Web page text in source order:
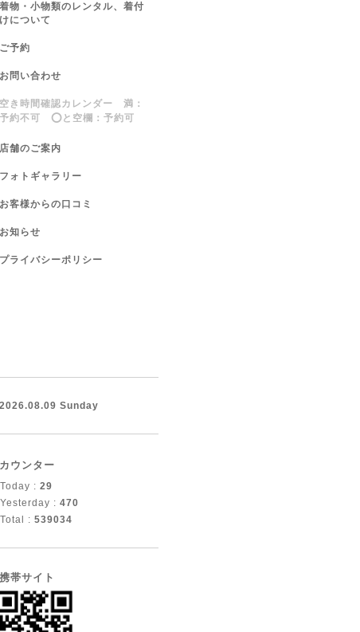
着物・小物類のレンタル、着付
けについて
ご予約
お問い合わせ
空き時間確認カレンダー 満：
予約不可 ⭕️と空欄：予約可
店舗のご案内
フォトギャラリー
お客様からの口コミ
お知らせ
プライバシーポリシー
2026.08.09 Sunday
カウンター
Today : 29
Yesterday : 470
Total : 539034
携帯サイト